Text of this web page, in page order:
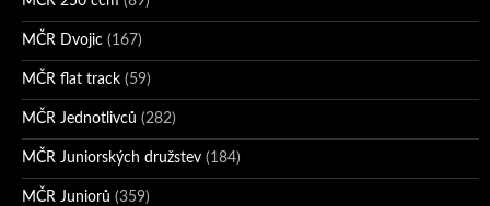
MČR Dvojic (167)
MČR flat track (59)
MČR Jednotlivců (282)
MČR Juniorských družstev (184)
MČR Juniorů (359)